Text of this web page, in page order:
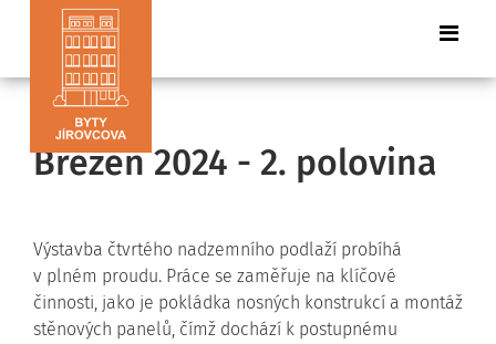
Březen 2024 - 2. polovina
Výstavba čtvrtého nadzemního podlaží probíhá
v plném proudu. Práce se zaměřuje na klíčové
činnosti, jako je pokládka nosných konstrukcí a montáž
stěnových panelů, čímž dochází k postupnému